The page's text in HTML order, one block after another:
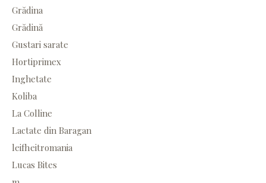
Grădina
Grădină
Gustari sarate
Hortiprimex
Inghetate
Koliba
La Colline
Lactate din Baragan
leifheitromania
Lucas Bites